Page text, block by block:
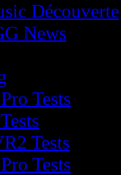
Découverte
News
Tests
Tests
Tests